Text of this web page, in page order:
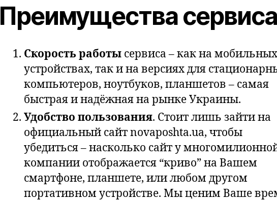
Преимущества сервиса
Скорость работы сервиса – как на мобильных
устройствах, так и на версиях для
компьютеров, ноутбуков, планшетов – самая
быстрая и надёжная на рынке Украины.
Удобство пользования. Стоит лишь зайти на
официальный сайт novaposhta.ua, чтобы
убедиться – насколько сайт у
компании отображается “криво” на Вашем
смартфоне, планшете, или любом другом
портативном устройстве. Мы ценим Ваше